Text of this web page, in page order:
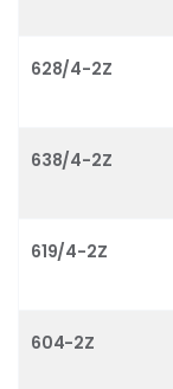
628/4-2Z
638/4-2Z
619/4-2Z
604-2Z